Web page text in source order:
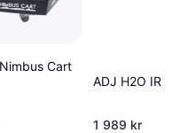
Cart
ADJ H2O IR
1 989 kr